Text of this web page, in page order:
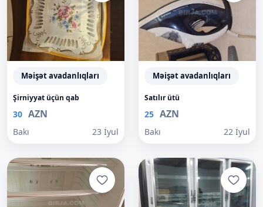
Məişət avadanlıqları
Şirniyyat üçün qab
30 AZN
Bakı 23 İyul
Məişət avadanlıqları
Satılır ütü
25 AZN
Bakı 22 İyul